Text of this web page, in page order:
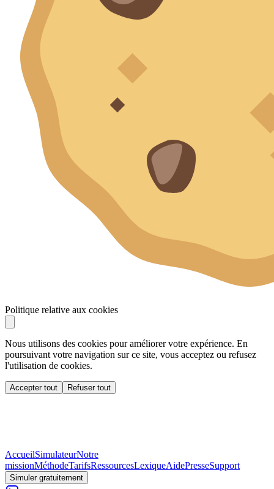
Politique relative aux cookies
Nous utilisons des cookies pour améliorer votre expérience. En
poursuivant votre navigation sur ce site, vous acceptez ou refusez
l'utilisation de cookies.
Accepter tout Refuser tout
AccueilSimulateurNotre
missionMéthodeTarifsRessourcesLexiqueAidePresseSupport
Simuler gratuitement